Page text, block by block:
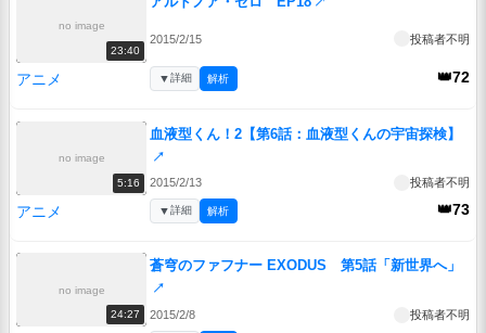
no image
23:40
2015/2/15 投稿者不明
アニメ 👑72
▼詳細 解析
no image
5:16
血液型くん！2【第6話：血液型くんの宇宙探検】
↗
2015/2/13 投稿者不明
アニメ 👑73
▼詳細 解析
no image
24:27
蒼穹のファフナー EXODUS 第5話「新世界へ」
↗
2015/2/8 投稿者不明